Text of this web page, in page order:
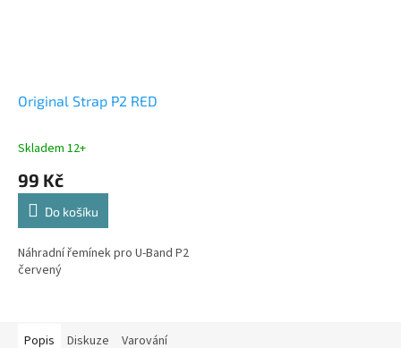
Original Strap P2 RED
Skladem 12+
99 Kč
Do košíku
Náhradní řemínek pro U-Band P2
červený
Popis Diskuze Varování